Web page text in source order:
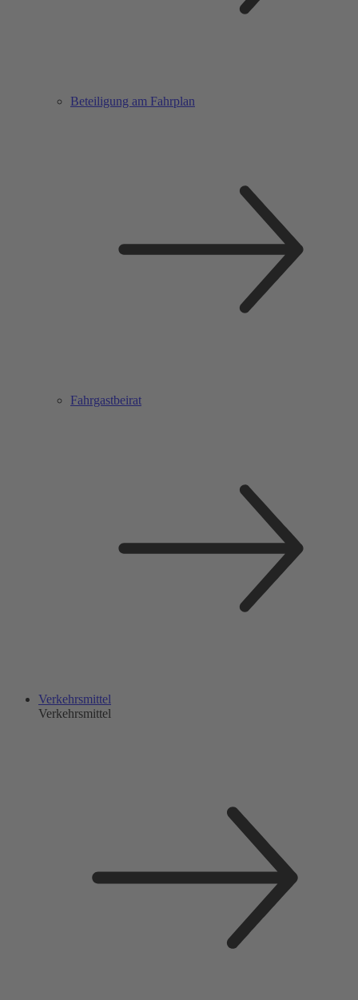
Beteiligung am Fahrplan
Fahrgastbeirat
Verkehrsmittel
Verkehrsmittel